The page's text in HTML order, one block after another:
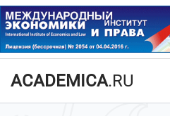
ACADEMICA.RU
Да